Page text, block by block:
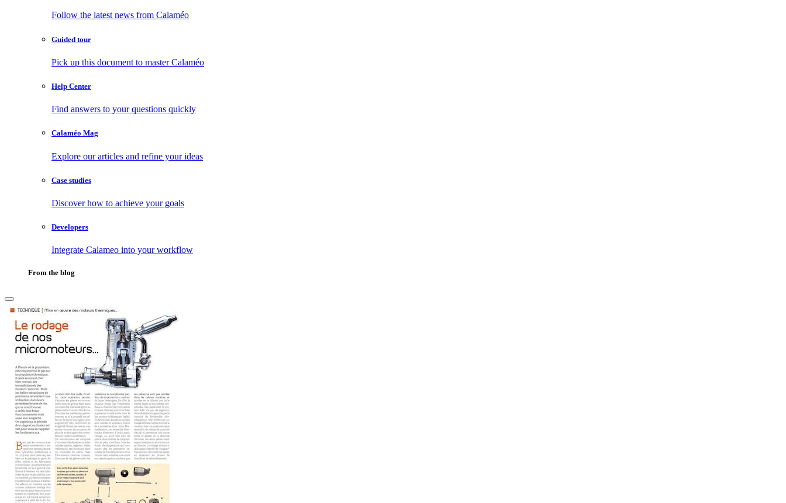
Follow the latest news from Calaméo
Guided tour
Pick up this document to master Calaméo
Help Center
Find answers to your questions quickly
Calaméo Mag
Explore our articles and refine your ideas
Case studies
Discover how to achieve your goals
Developers
Integrate Calameo into your workflow
From the blog